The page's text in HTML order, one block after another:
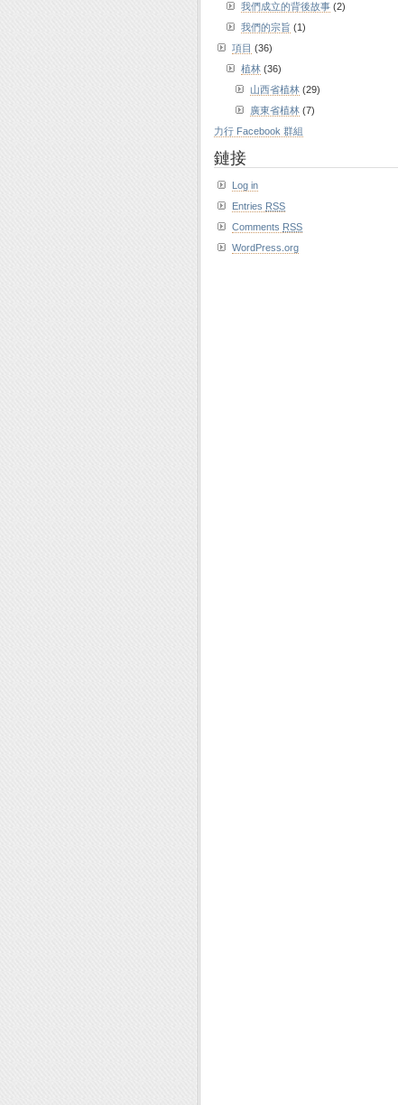
我們成立的背後故事 (2)
我們的宗旨 (1)
項目 (36)
植林 (36)
山西省植林 (29)
廣東省植林 (7)
力行 Facebook 群組
鏈接
Log in
Entries RSS
Comments RSS
WordPress.org